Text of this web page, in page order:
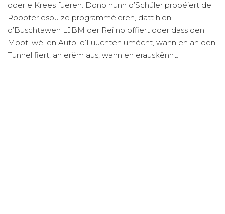
oder e Krees fueren. Dono hunn d’Schüler probéiert de
Roboter esou ze programméieren, datt hien
d’Buschtawen LJBM der Rei no offiert oder dass den
Mbot, wéi en Auto, d’Luuchten umécht, wann en an den
Tunnel fiert, an erëm aus, wann en erauskënnt.